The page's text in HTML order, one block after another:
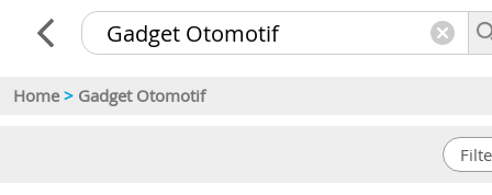
Home > Gadget Otomotif